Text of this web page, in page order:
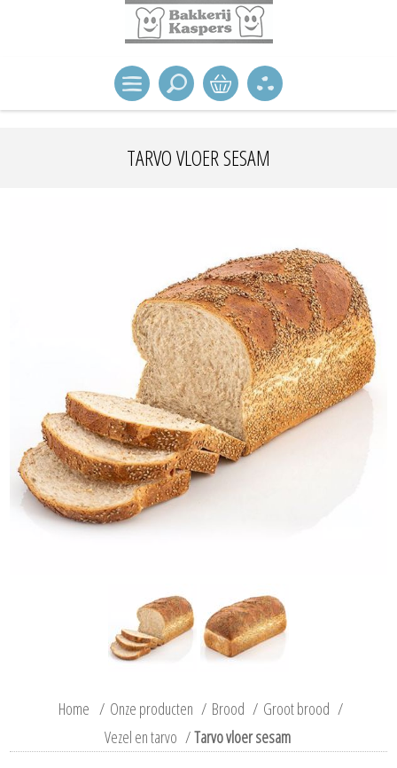
TARVO VLOER SESAM
Home / Onze producten / Brood / Groot brood /
Vezel en tarvo /Tarvo vloer sesam